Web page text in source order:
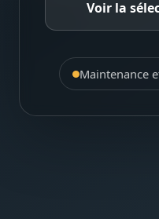
Voir la
Maintenance